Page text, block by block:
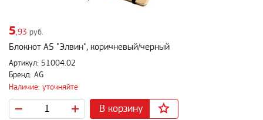
5,93 руб.
Блокнот A5 "Элвин", коричневый/черный
Артикул: 51004.02
Бренд: AG
Наличие: уточняйте
В корзину